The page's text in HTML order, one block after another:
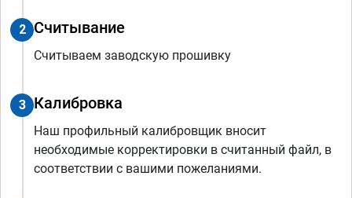
2 Считывание
Считываем заводскую прошивку
3 Калибровка
Наш профильный калибровщик вносит
необходимые корректировки в считанный файл, в
соответствии с вашими пожеланиями.